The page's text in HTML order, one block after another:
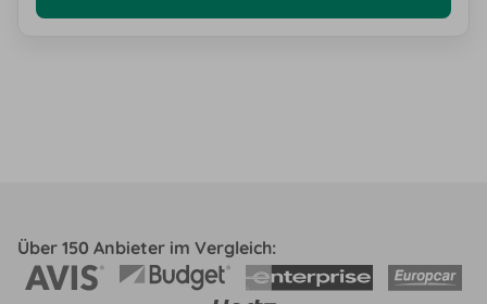
Über 150 Anbieter im Vergleich: